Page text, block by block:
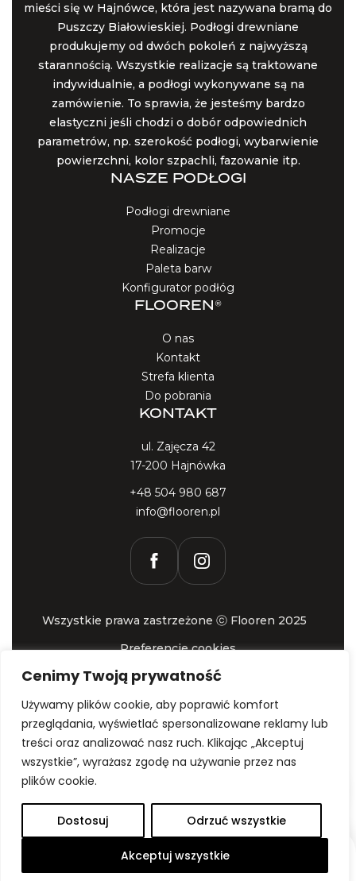
Cenimy Twoją prywatność
Używamy plików cookie, aby poprawić komfort
przeglądania, wyświetlać spersonalizowane reklamy lub
treści oraz analizować nasz ruch. Klikając „Akceptuj
wszystkie”, wyrażasz zgodę na używanie przez nas
plików cookie.
Dostosuj Odrzuć wszystkie
Akceptuj wszystkie
mieści się w Hajnówce, która jest nazywana bramą do
Puszczy Białowieskiej. Podłogi drewniane
produkujemy od dwóch pokoleń z najwyższą
starannością. Wszystkie realizacje są traktowane
indywidualnie, a podłogi wykonywane są na
zamówienie. To sprawia, że jesteśmy bardzo
elastyczni jeśli chodzi o dobór odpowiednich
parametrów, np. szerokość podłogi, wybarwienie
powierzchni, kolor szpachli, fazowanie itp.
NASZE PODŁOGI
Podłogi drewniane
Promocje
Realizacje
Paleta barw
Konfigurator podłóg
FLOOREN®
O nas
Kontakt
Strefa klienta
Do pobrania
KONTAKT
ul. Zajęcza 42
17-200 Hajnówka
+48 504 980 687
info@flooren.pl
Wszystkie prawa zastrzeżone ⓒ Flooren 2025
Preferencje cookies
menu
Zamów
próbki
Wyceń
podłogę się z nami